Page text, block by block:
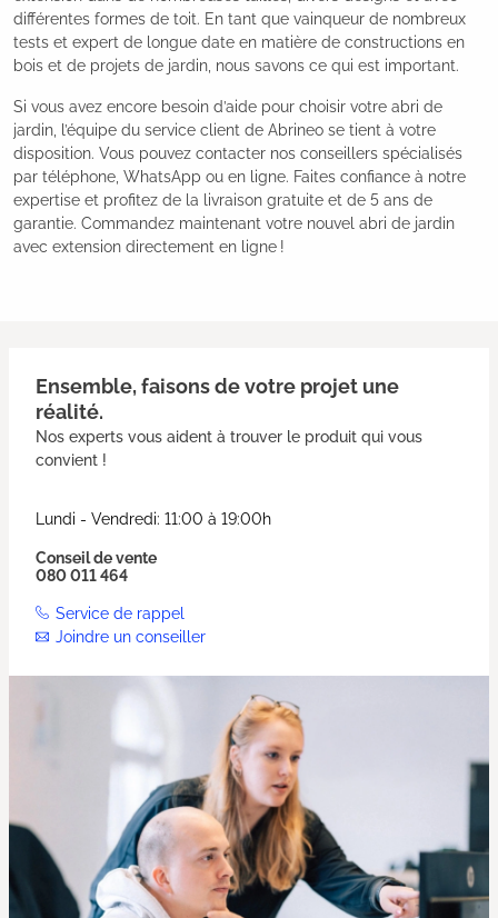
différentes formes de toit. En tant que vainqueur de nombreux
tests et expert de longue date en matière de constructions en
bois et de projets de jardin, nous savons ce qui est important.
Si vous avez encore besoin d’aide pour choisir votre abri de
jardin, l’équipe du service client de Abrineo se tient à votre
disposition. Vous pouvez contacter nos conseillers spécialisés
par téléphone, WhatsApp ou en ligne. Faites confiance à notre
expertise et profitez de la livraison gratuite et de 5 ans de
garantie. Commandez maintenant votre nouvel abri de jardin
avec extension directement en ligne !
Ensemble, faisons de votre projet une
réalité.
Nos experts vous aident à trouver le produit qui vous
convient !
Lundi - Vendredi: 11:00 à 19:00h
Conseil de vente
080 011 464
Service de rappel
Joindre un conseiller